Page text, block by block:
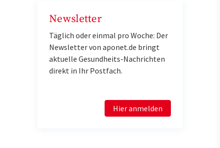
Newsletter
Täglich oder einmal pro Woche: Der
Newsletter von aponet.de bringt
aktuelle Gesundheits-Nachrichten
direkt in Ihr Postfach.
Hier anmelden